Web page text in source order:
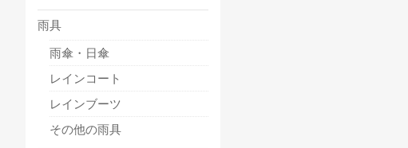
雨具
雨傘・日傘
レインコート
レインブーツ
その他の雨具